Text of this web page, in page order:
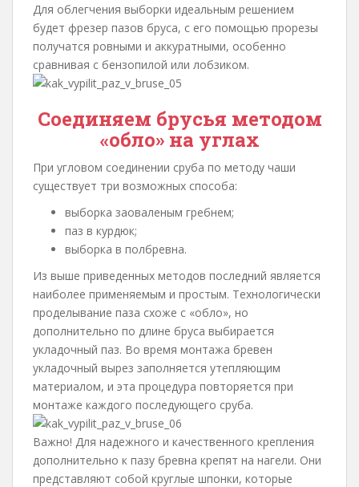
Для облегчения выборки идеальным решением
будет фрезер пазов бруса, с его помощью прорезы
получатся ровными и аккуратными, особенно
сравнивая с бензопилой или лобзиком.
Соединяем брусья методом
«обло» на углах
При угловом соединении сруба по методу чаши
существует три возможных способа:
выборка заоваленым гребнем;
паз в курдюк;
выборка в полбревна.
Из выше приведенных методов последний является
наиболее применяемым и простым. Технологически
проделывание паза схоже с «обло», но
дополнительно по длине бруса выбирается
укладочный паз. Во время монтажа бревен
укладочный вырез заполняется утепляющим
материалом, и эта процедура повторяется при
монтаже каждого последующего сруба.
Важно! Для надежного и качественного крепления
дополнительно к пазу бревна крепят на нагели. Они
представляют собой круглые шпонки, которые